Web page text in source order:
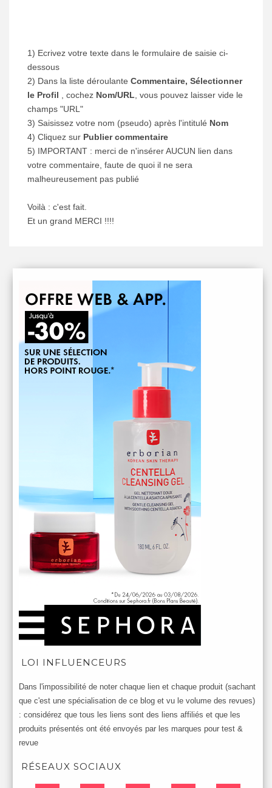
1) Ecrivez votre texte dans le formulaire de saisie ci-
dessous
2) Dans la liste déroulante Commentaire, Sélectionner
le Profil , cochez Nom/URL, vous pouvez laisser vide le
champs "URL"
3) Saisissez votre nom (pseudo) après l'intitulé Nom
4) Cliquez sur Publier commentaire
5) IMPORTANT : merci de n'insérer AUCUN lien dans
votre commentaire, faute de quoi il ne sera
malheureusement pas publié
Voilà : c'est fait.
Et un grand MERCI !!!!
LOI INFLUENCEURS
Dans l'impossibilité de noter chaque lien et chaque produit (sachant
que c'est une spécialisation de ce blog et vu le volume des revues)
: considérez que tous les liens sont des liens affiliés et que les
produits présentés ont été envoyés par les marques pour test &
revue
RÉSEAUX SOCIAUX